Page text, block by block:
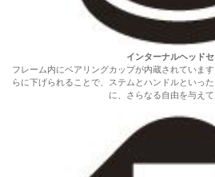
インターナルヘッドセ
フレーム内にベアリングカップが内蔵されていま
らに下げられることで、ステムとハンドルといっ
に、さらなる自由を与えて